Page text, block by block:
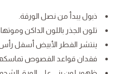
ذبول يبدأ من نصل الورقة.
تلون الجذر باللون الداكن وموتها.
ينتشر الفطر الأبيض أسفل رأس
فقدان قواعد الفصوص تماسكها